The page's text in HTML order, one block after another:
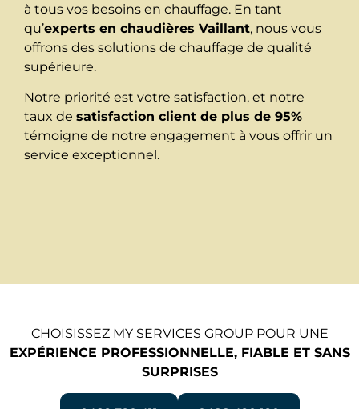
à tous vos besoins en chauffage. En tant
qu’experts en chaudières Vaillant, nous vous
offrons des solutions de chauffage de qualité
supérieure.
Notre priorité est votre satisfaction, et notre
taux de satisfaction client de plus de 95%
témoigne de notre engagement à vous offrir un
service exceptionnel.
CHOISISSEZ MY SERVICES GROUP POUR UNE
EXPÉRIENCE PROFESSIONNELLE, FIABLE ET SANS
SURPRISES